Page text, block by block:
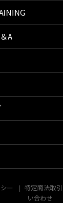
A
ー 特定商法取
い合わせ